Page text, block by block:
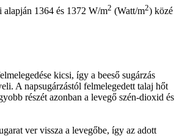
alapján 1364 és 1372 W/m2 (Watt/m2) közé
kicsi, így a beeső sugárzás
A napsugárzástól felmelegedett talaj hőt
részét azonban a levegő szén-dioxid és
ver vissza a levegőbe, így az adott